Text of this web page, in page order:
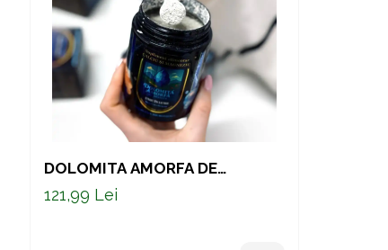
DOLOMITA AMORFA DE
DELNITA 200 G
121,99 Lei